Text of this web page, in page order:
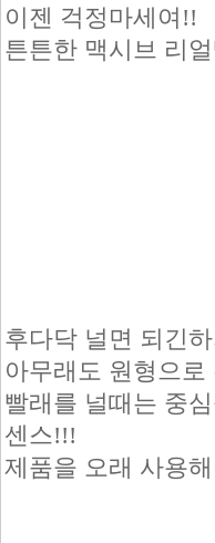
이젠 걱정마세여!!
튼튼한 맥시브 리
후다닥 널면 되긴
아무래도 원형으
빨래를 널때는 중
센스!!!
제품을 오래 사용